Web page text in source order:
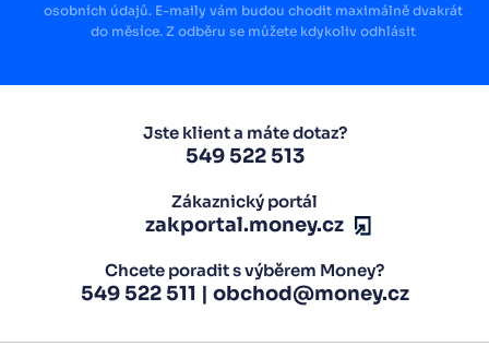
osobních údajů. E-maily vám budou chodit maximálně dvakrát
do měsíce. Z odběru se můžete kdykoliv odhlásit
Jste klient a máte dotaz?
549 522 513
Zákaznický portál
zakportal.money.cz
Chcete poradit s výběrem Money?
549 522 511 | obchod@money.cz